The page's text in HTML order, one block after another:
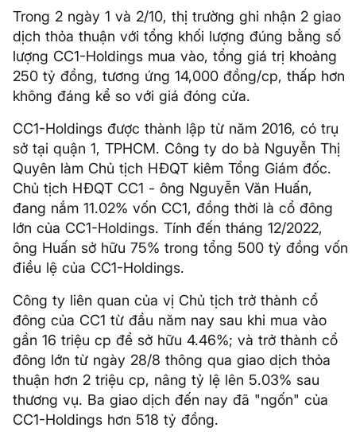
Trong 2 ngày 1 và 2/10, thị trường ghi nhận 2 giao
dịch thỏa thuận với tổng khối lượng đúng bằng số
lượng CC1-Holdings mua vào, tổng giá trị khoảng
250 tỷ đồng, tương ứng 14,000 đồng/cp, thấp hơn
không đáng kể so với giá đóng cửa.
CC1-Holdings được thành lập từ năm 2016, có trụ
sở tại quận 1, TPHCM. Công ty do bà Nguyễn Thị
Quyên làm Chủ tịch HĐQT kiêm Tổng Giám đốc.
Chủ tịch HĐQT CC1 - ông Nguyễn Văn Huấn,
đang nắm 11.02% vốn CC1, đồng thời là cổ đông
lớn của CC1-Holdings. Tính đến tháng 12/2022,
ông Huấn sở hữu 75% trong tổng 500 tỷ đồng vốn
điều lệ của CC1-Holdings.
Công ty liên quan của vị Chủ tịch trở thành cổ
đông của CC1 từ đầu năm nay sau khi mua vào
gần 16 triệu cp để sở hữu 4.46%; và trở thành cổ
đông lớn từ ngày 28/8 thông qua giao dịch thỏa
thuận hơn 2 triệu cp, nâng tỷ lệ lên 5.03% sau
thương vụ. Ba giao dịch đến nay đã "ngốn" của
CC1-Holdings hơn 518 tỷ đồng.